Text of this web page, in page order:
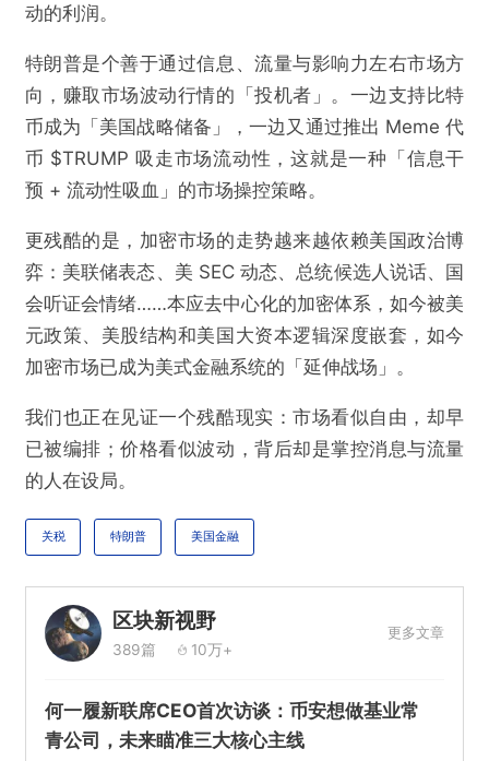
动的利润。
特朗普是个善于通过信息、流量与影响力左右市场方
向，赚取市场波动行情的「投机者」。一边支持比特
币成为「美国战略储备」，一边又通过推出 Meme 代
币 $TRUMP 吸走市场流动性，这就是一种「信息干
预 + 流动性吸血」的市场操控策略。
更残酷的是，加密市场的走势越来越依赖美国政治博
弈：美联储表态、美 SEC 动态、总统候选人说话、国
会听证会情绪……本应去中心化的加密体系，如今被美
元政策、美股结构和美国大资本逻辑深度嵌套，如今
加密市场已成为美式金融系统的「延伸战场」。
我们也正在见证一个残酷现实：市场看似自由，却早
已被编排；价格看似波动，背后却是掌控消息与流量
的人在设局。
关税 特朗普 美国金融
区块新视野
389篇 10万+
更多文章
何一履新联席CEO首次访谈：币安想做基业常
青公司，未来瞄准三大核心主线